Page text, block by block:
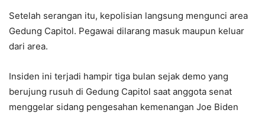
Setelah serangan itu, kepolisian langsung mengunci area
Gedung Capitol. Pegawai dilarang masuk maupun keluar
dari area.
Insiden ini terjadi hampir tiga bulan sejak demo yang
berujung rusuh di Gedung Capitol saat anggota senat
menggelar sidang pengesahan kemenangan Joe Biden